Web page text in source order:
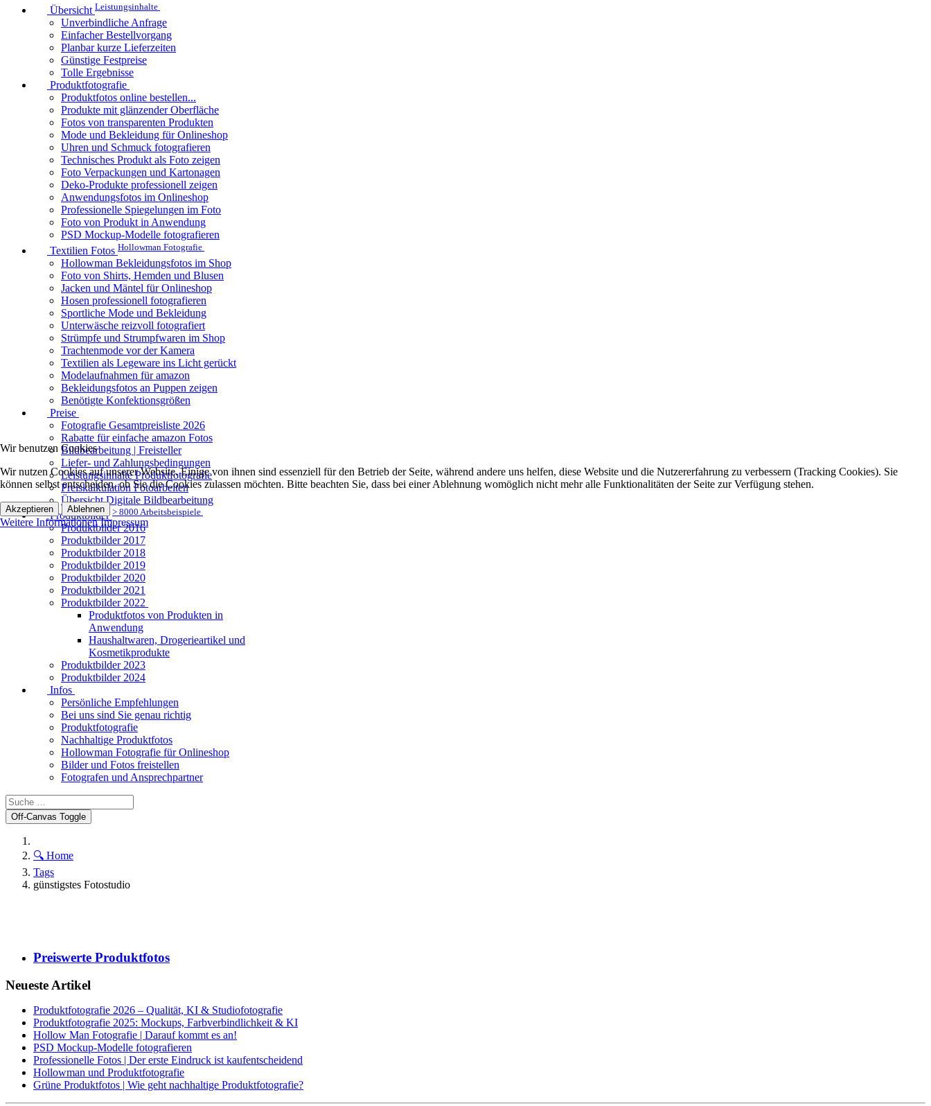
Übersicht Leistungsinhalte
Unverbindliche Anfrage
Einfacher Bestellvorgang
Planbar kurze Lieferzeiten
Günstige Festpreise
Tolle Ergebnisse
Produktfotografie
Produktfotos online bestellen...
Produkte mit glänzender Oberfläche
Fotos von transparenten Produkten
Mode und Bekleidung für Onlineshop
Uhren und Schmuck fotografieren
Technisches Produkt als Foto zeigen
Foto Verpackungen und Kartonagen
Deko-Produkte professionell zeigen
Anwendungsfotos im Onlineshop
Professionelle Spiegelungen im Foto
Foto von Produkt in Anwendung
PSD Mockup-Modelle fotografieren
Textilien Fotos Hollowman Fotografie
Hollowman Bekleidungsfotos im Shop
Foto von Shirts, Hemden und Blusen
Jacken und Mäntel für Onlineshop
Hosen professionell fotografieren
Sportliche Mode und Bekleidung
Unterwäsche reizvoll fotografiert
Strümpfe und Strumpfwaren im Shop
Trachtenmode vor der Kamera
Textilien als Legeware ins Licht gerückt
Modelaufnahmen für amazon
Bekleidungsfotos an Puppen zeigen
Benötigte Konfektionsgrößen
Preise
Fotografie Gesamtpreisliste 2026
Rabatte für einfache amazon Fotos
Bildbearbeitung | Freisteller
Liefer- und Zahlungsbedingungen
Leistungsinhalte Produktfotografie
Preiskalkulation Fotoarbeiten
Übersicht Digitale Bildbearbeitung
Produktbilder > 8000 Arbeitsbeispiele
Produktbilder 2016
Produktbilder 2017
Produktbilder 2018
Produktbilder 2019
Produktbilder 2020
Produktbilder 2021
Produktbilder 2022
Produktfotos von Produkten in
Anwendung
Haushaltwaren, Drogerieartikel und
Kosmetikprodukte
Produktbilder 2023
Produktbilder 2024
Infos
Persönliche Empfehlungen
Bei uns sind Sie genau richtig
Produktfotografie
Nachhaltige Produktfotos
Hollowman Fotografie für Onlineshop
Bilder und Fotos freistellen
Fotografen und Ansprechpartner
Off-Canvas Toggle
🔍 Home
Tags
günstigstes Fotostudio
Preiswerte Produktfotos
Neueste Artikel
Produktfotografie 2026 – Qualität, KI & Studiofotografie
Produktfotografie 2025: Mockups, Farbverbindlichkeit & KI
Hollow Man Fotografie | Darauf kommt es an!
PSD Mockup-Modelle fotografieren
Professionelle Fotos | Der erste Eindruck ist kaufentscheidend
Hollowman und Produktfotografie
Grüne Produktfotos | Wie geht nachhaltige Produktfotografie?
Wir benutzen Cookies
Wir nutzen Cookies auf unserer Website. Einige von ihnen sind essenziell für den Betrieb der Seite, während andere uns helfen, diese Website und die Nutzererfahrung zu verbessern (Tracking Cookies). Sie
können selbst entscheiden, ob Sie die Cookies zulassen möchten. Bitte beachten Sie, dass bei einer Ablehnung womöglich nicht mehr alle Funktionalitäten der Seite zur Verfügung stehen.
Akzeptieren Ablehnen
Weitere Informationen Impressum